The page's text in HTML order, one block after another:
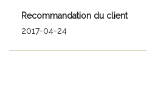
Recommandation du client
2017-04-24